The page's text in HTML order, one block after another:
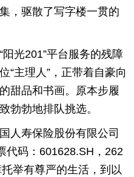
，驱散了写字楼一贯的
光201”平台服务的残障
“主理人”，正带着自豪向
甜品和书画。原本步履
勃勃地排队挑选。
人寿保险股份有限公司
代码：601628.SH，262
举有尊严的生活，到以